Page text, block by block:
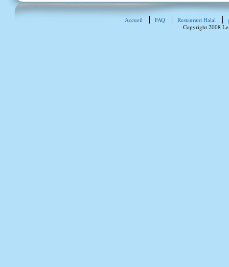
Accueil FAQ Restaurant Halal
Copyright 2008